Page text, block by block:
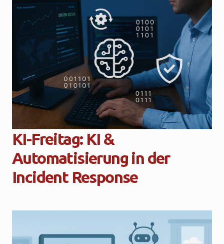
KI-Freitag: KI &
Automatisierung in der
Incident Response